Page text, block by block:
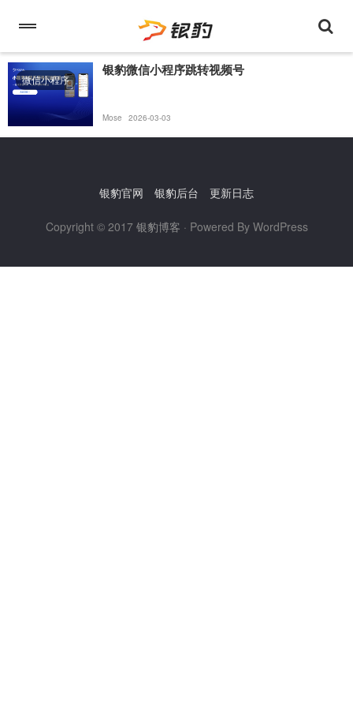
微信小程序
银豹微信小程序跳转视频号
Mose 2026-03-03
银豹官网 银豹后台 更新日志
Copyright © 2017 银豹博客 · Powered By WordPress